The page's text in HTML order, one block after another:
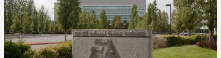
apprendra aux petits malins qu'on ne braque pas
Gabe Newell aussi facilement.P.